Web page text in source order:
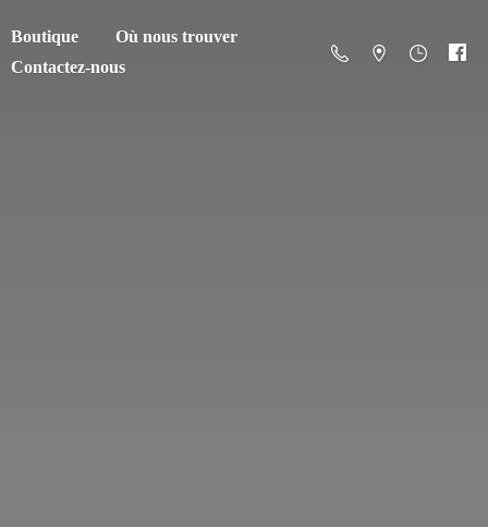
Boutique
Où nous trouver
Contactez-nous